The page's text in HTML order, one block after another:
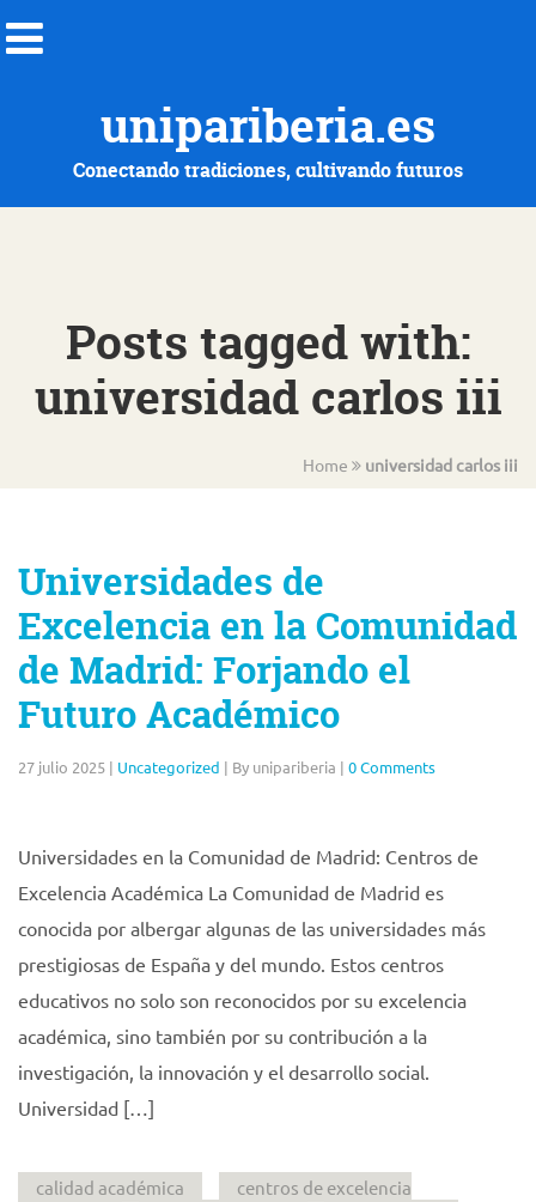
unipariberia.es
Conectando tradiciones, cultivando futuros
Posts tagged with:
universidad carlos iii
Home universidad carlos iii
Universidades de
Excelencia en la Comunidad
de Madrid: Forjando el
Futuro Académico
27 julio 2025 | Uncategorized | By unipariberia | 0 Comments
Universidades en la Comunidad de Madrid: Centros de
Excelencia Académica La Comunidad de Madrid es
conocida por albergar algunas de las universidades más
prestigiosas de España y del mundo. Estos centros
educativos no solo son reconocidos por su excelencia
académica, sino también por su contribución a la
investigación, la innovación y el desarrollo social.
Universidad […]
calidad académica
centros de excelencia